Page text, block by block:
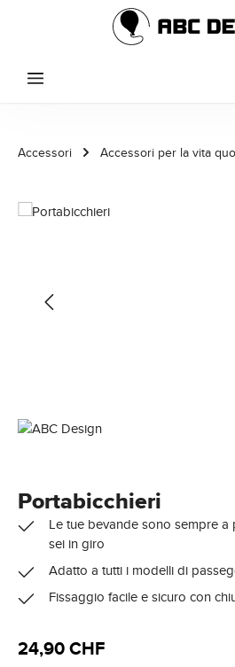
Passa al contenuto principale
Accessori Accessori per la vita
Salta la galleria di immagini
Portabicchieri
Le tue bevande sono sempre
sei in giro
Adatto a tutti i modelli di
Fissaggio facile e sicuro con
Prezzo normale:
24,90 CHF